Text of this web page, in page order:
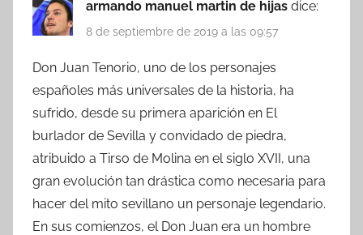
armando manuel martin de hijas dice:
8 de septiembre de 2019 a las 09:57
Don Juan Tenorio, uno de los personajes
españoles más universales de la historia, ha
sufrido, desde su primera aparición en El
burlador de Sevilla y convidado de piedra,
atribuido a Tirso de Molina en el siglo XVII, una
gran evolución tan drástica como necesaria para
hacer del mito sevillano un personaje legendario.
En sus comienzos, el Don Juan era un hombre